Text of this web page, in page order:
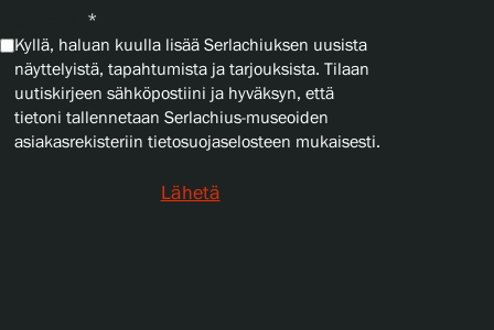
*
Kyllä, haluan kuulla lisää Serlachiuksen uusista
näyttelyistä, tapahtumista ja tarjouksista. Tilaan
uutiskirjeen sähköpostiini ja hyväksyn, että
tietoni tallennetaan Serlachius-museoiden
asiakasrekisteriin tietosuojaselosteen mukaisesti.
Lähetä